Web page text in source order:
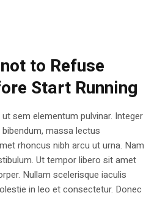
to Refuse
Start Running
sem elementum pulvinar. Integer
massa lectus
rhoncus nibh arcu ut urna. Nam
Ut tempor libero sit amet
Nullam scelerisque iaculis
in leo et consectetur. Donec